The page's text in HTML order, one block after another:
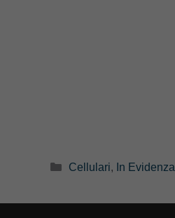
Categorie
Cellulari, In Evidenza